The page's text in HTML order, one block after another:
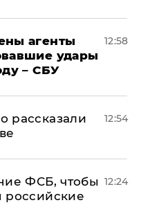
агенты
удары
– СБУ
12:58
рассказали
12:54
ФСБ, чтобы
российские
12:24